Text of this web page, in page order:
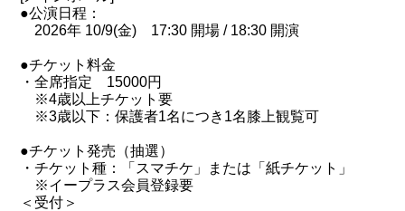
●公演日程：
2026年 10/9(金) 17:30 開場 / 18:30 開演
●チケット料金
・全席指定 15000円
※4歳以上チケット要
※3歳以下：保護者1名につき1名膝上観覧可
●チケット発売（抽選）
・チケット種：「スマチケ」または「紙チケット」
※イープラス会員登録要
＜受付＞